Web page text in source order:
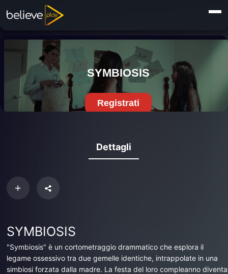
Dettagli
SYMBIOSIS
"Symbiosis" è un cortometraggio drammatico che esplora il
legame ossessivo tra due gemelle identiche, intrappolate in una
simbiosi forzata dalla madre. La festa del loro compleanno diventa